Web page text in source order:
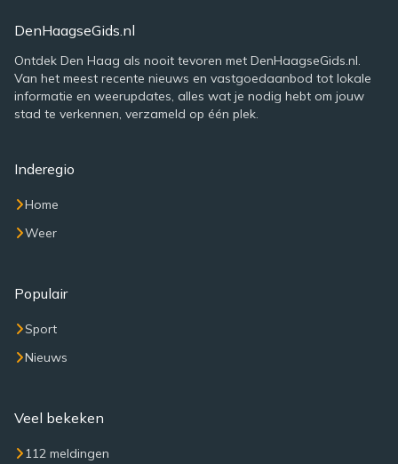
DenHaagseGids.nl
Ontdek Den Haag als nooit tevoren met DenHaagseGids.nl.
Van het meest recente nieuws en vastgoedaanbod tot lokale
informatie en weerupdates, alles wat je nodig hebt om jouw
stad te verkennen, verzameld op één plek.
Inderegio
Home
Weer
Populair
Sport
Nieuws
Veel bekeken
112 meldingen